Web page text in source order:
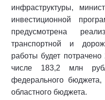
инфраструктуры,
инвестиционной
предусмотрена
транспортной и
работы будет
числе 183,2 млн
федерального
областного бюджета.